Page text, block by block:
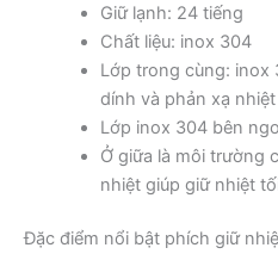
Giữ lạnh: 24 tiếng
Chất liệu: inox 304
Lớp trong cùng: inox
dính và phản xạ
Lớp inox 304 bên
Ở giữa là môi trường
nhiệt giúp giữ nhiệt
Đặc điểm nổi bật phích giữ